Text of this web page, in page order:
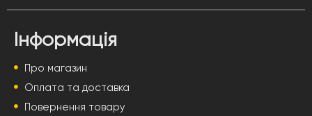
Інформація
Про магазин
Оплата та доставка
Повернення товару